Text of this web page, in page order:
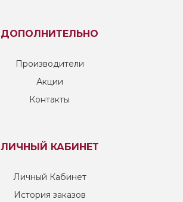
ДОПОЛНИТЕЛЬНО
Производители
Акции
Контакты
ЛИЧНЫЙ КАБИНЕТ
Личный Кабинет
История заказов